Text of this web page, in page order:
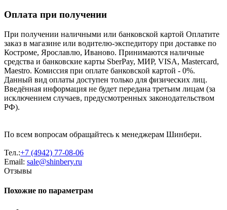
Оплата при получении
При получении наличными или банковской картой Оплатите
заказ в магазине или водителю-экспедитору при доставке по
Костроме, Ярославлю, Иваново. Принимаются наличные
средства и банковские карты SberPay, МИР, VISA, Mastercard,
Maestro. Комиссия при оплате банковской картой - 0%.
Данный вид оплаты доступен только для физических лиц.
Введённая информация не будет передана третьим лицам (за
исключением случаев, предусмотренных законодательством
РФ).
По всем вопросам обращайтесь к менеджерам Шинбери.
Тел.:+7 (4942) 77-08-06
Email: sale@shinbery.ru
Отзывы
Похожие по параметрам